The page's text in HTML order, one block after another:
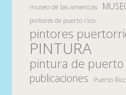
museo de las americas
pintores de puerto rico
pintores
PINTURA
pintura de puerto
publicaciones Puerto Rico